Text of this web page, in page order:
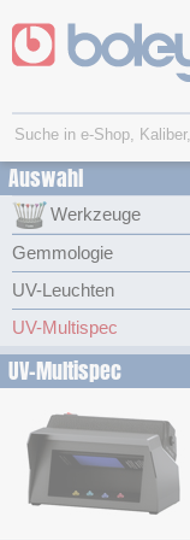
Auswahl
Werkzeuge
Gemmologie
UV-Leuchten
UV-Multispec
UV-Multispec